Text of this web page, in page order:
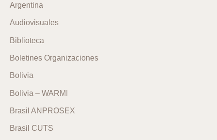
Argentina
Audiovisuales
Biblioteca
Boletines Organizaciones
Bolivia
Bolivia – WARMI
Brasil ANPROSEX
Brasil CUTS